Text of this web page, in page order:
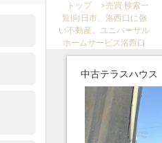
トップ >売買 検索一
覧|向日市、洛西口に強
い不動産。ユニバーサル
ホームサービス洛西口
中古テラスハウス